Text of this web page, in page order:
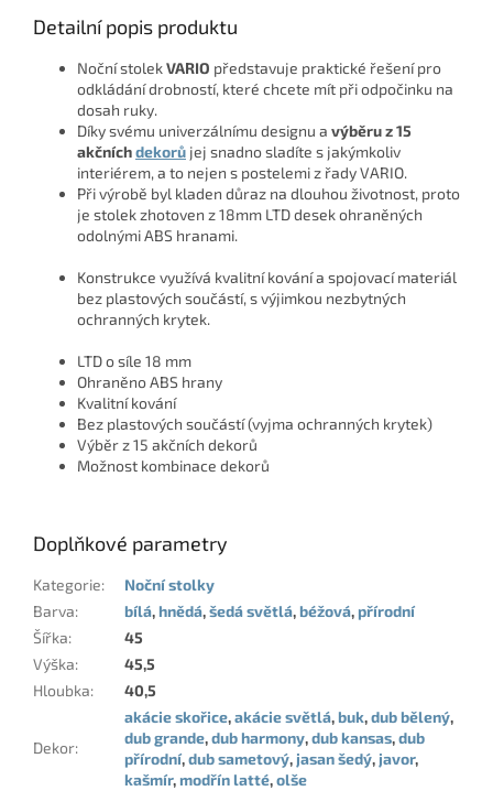
Detailní popis produktu
Noční stolekVARIO představuje praktické řešení pro
odkládání drobností, které chcete mít při odpočinku na
dosah ruky.
Díky svému univerzálnímu designu a výběru z 15
akčníchdekorů jej snadno sladíte s jakýmkoliv
interiérem, a to nejen s postelemi z řady VARIO.
Při výrobě byl kladen důraz na dlouhou životnost, proto
je stolek zhotoven z 18mm LTD desek ohraněných
odolnými ABS hranami.
Konstrukce využívá kvalitní kování a spojovací materiál
bez plastových součástí, s výjimkou nezbytných
ochranných krytek.
LTD o síle 18 mm
Ohraněno ABS hrany
Kvalitní kování
Bez plastových součástí (vyjma ochranných krytek)
Výběr z 15 akčních dekorů
Možnost kombinace dekorů
Doplňkové parametry
Kategorie:
Noční stolky
Barva: bílá,hnědá,šedá světlá,béžová,přírodní
Šířka:
45
Výška:
45,5
Hloubka: 40,5
Dekor:
akácie skořice,akácie světlá,buk,dub bělený,
dub grande,dub harmony,dub kansas,dub
přírodní,dub sametový, jasan šedý, javor,
kašmír,modřín latté,olše